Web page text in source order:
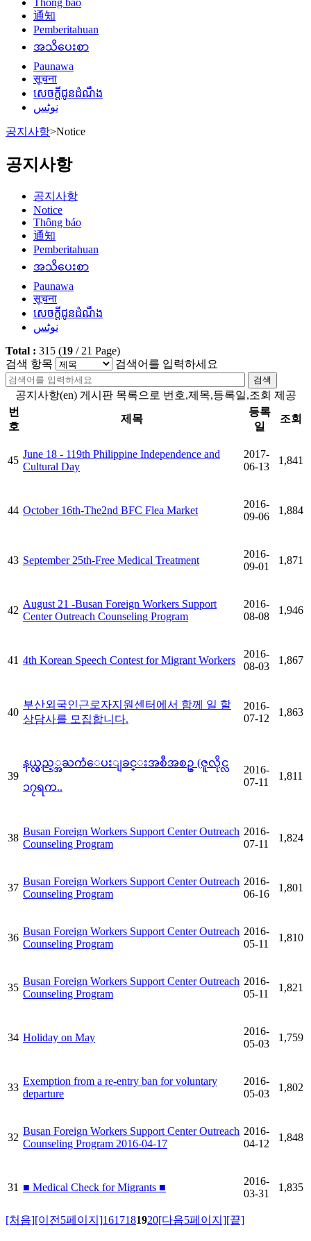
通知
Pemberitahuan
အသိပေးစာ
Paunawa
सूचना
សេចក្តីជូនដំណឹង
نوٹس
공지사항>Notice
공지사항
공지사항
Notice
Thông báo
通知
Pemberitahuan
အသိပေးစာ
Paunawa
सूचना
សេចក្តីជូនដំណឹង
نوٹس
Total : 315 (19 / 21 Page)
검색 항목
검색어를 입력하세요
검색
공지사항(en) 게시판 목록으로 번호,제목,등록일,조회 제공
번
호
제목
등록
일
조회
45
June 18 - 119th Philippine Independence and
Cultural Day
2017-
06-13
1,841
44 October 16th-The2nd BFC Flea Market
2016-
09-06
1,884
43 September 25th-Free Medical Treatment
2016-
09-01
1,871
42
August 21 -Busan Foreign Workers Support
Center Outreach Counseling Program
2016-
08-08
1,946
41 4th Korean Speech Contest for Migrant Workers
2016-
08-03
1,867
40
부산외국인근로자지원센터에서 함께 일 할
상담사를 모집합니다.
2016-
07-12
1,863
39
နယ္လွည့္အႀကံေပးျခင္းအစီအစဥ္ (ဇူလိုင္လ
၁၇ရက..
2016-
07-11
1,811
38
Busan Foreign Workers Support Center Outreach
Counseling Program
2016-
07-11
1,824
37
Busan Foreign Workers Support Center Outreach
Counseling Program
2016-
06-16
1,801
36
Busan Foreign Workers Support Center Outreach
Counseling Program
2016-
05-11
1,810
35
Busan Foreign Workers Support Center Outreach
Counseling Program
2016-
05-11
1,821
34 Holiday on May
2016-
05-03
1,759
33
Exemption from a re-entry ban for voluntary
departure
2016-
05-03
1,802
32
Busan Foreign Workers Support Center Outreach
Counseling Program 2016-04-17
2016-
04-12
1,848
31 ■ Medical Check for Migrants ■
2016-
03-31
1,835
[처음][이전5페이지]1617181920[다음5페이지][끝]